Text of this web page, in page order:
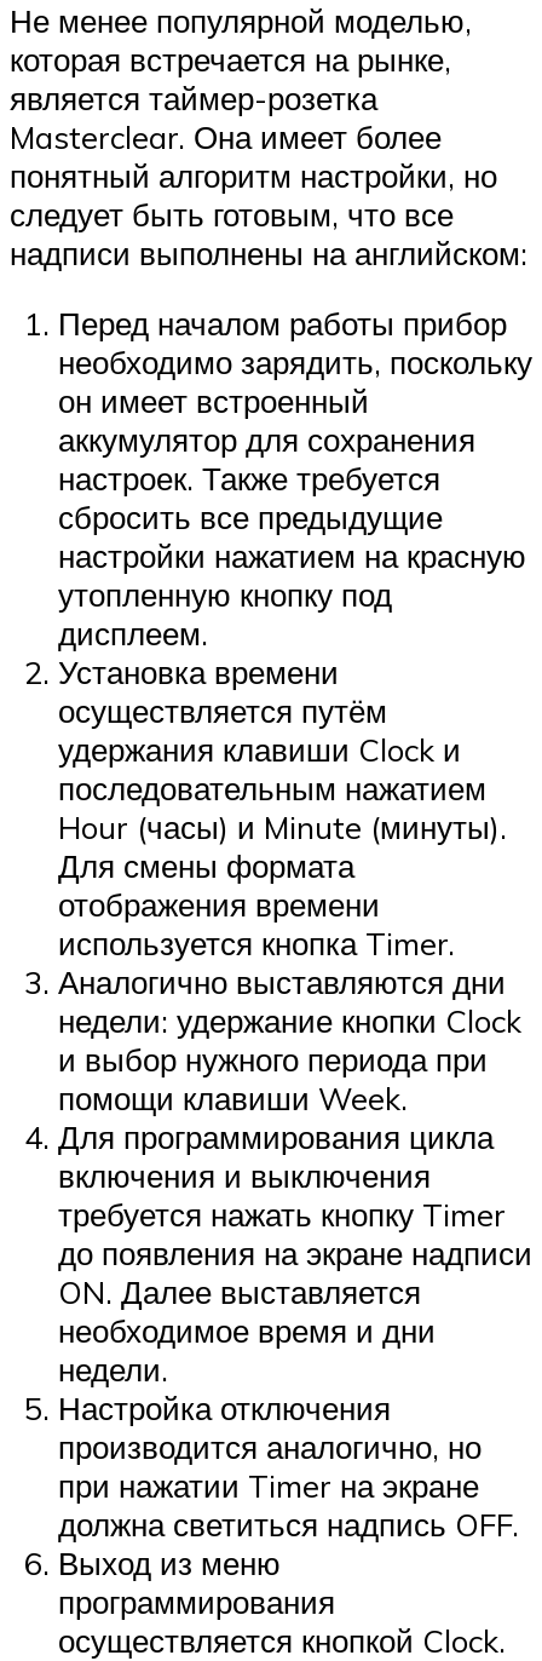
Не менее популярной моделью,
которая встречается на рынке,
является таймер-розетка
Masterclear. Она имеет более
понятный алгоритм настройки, но
следует быть готовым, что все
надписи выполнены на английском:
Перед началом работы прибор
необходимо зарядить, поскольку
он имеет встроенный
аккумулятор для сохранения
настроек. Также требуется
сбросить все предыдущие
настройки нажатием на красную
утопленную кнопку под
дисплеем.
Установка времени
осуществляется путём
удержания клавиши Clock и
последовательным нажатием
Hour (часы) и Minute (минуты).
Для смены формата
отображения времени
используется кнопка Timer.
Аналогично выставляются дни
недели: удержание кнопки Clock
и выбор нужного периода при
помощи клавиши Week.
Для программирования цикла
включения и выключения
требуется нажать кнопку Timer
до появления на экране надписи
ON. Далее выставляется
необходимое время и дни
недели.
Настройка отключения
производится аналогично, но
при нажатии Timer на экране
должна светиться надпись OFF.
Выход из меню
программирования
осуществляется кнопкой Clock.